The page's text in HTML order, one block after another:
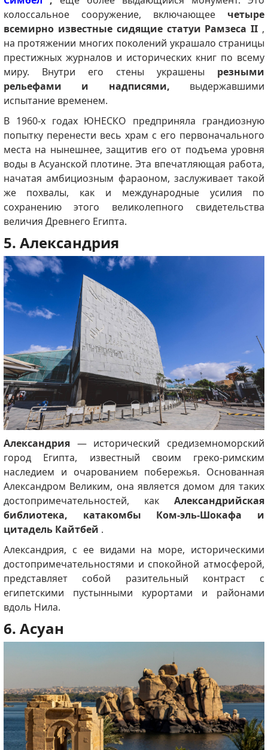
колоссальное сооружение, включающее четыре
всемирно известные сидящие статуи Рамзеса II ,
на протяжении многих поколений украшало страницы
престижных журналов и исторических книг по всему
миру. Внутри его стены украшены резными
рельефами и надписями, выдержавшими
испытание временем.
В 1960-х годах ЮНЕСКО предприняла грандиозную
попытку перенести весь храм с его первоначального
места на нынешнее, защитив его от подъема уровня
воды в Асуанской плотине. Эта впечатляющая работа,
начатая амбициозным фараоном, заслуживает такой
же похвалы, как и международные усилия по
сохранению этого великолепного свидетельства
величия Древнего Египта.
5. Александрия
Александрия— исторический средиземноморский
город Египта, известный своим греко-римским
наследием и очарованием побережья. Основанная
Александром Великим, она является домом для таких
достопримечательностей, какАлександрийская
библиотека, катакомбы Ком-эль-Шокафа и
цитадель Кайтбей .
Александрия, с ее видами на море, историческими
достопримечательностями и спокойной атмосферой,
представляет собой разительный контраст с
египетскими пустынными курортами и районами
вдоль Нила.
6. Асуан